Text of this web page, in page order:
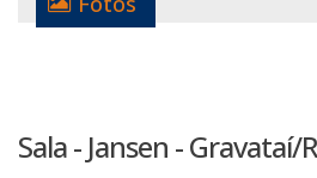
Sala - Jansen - Gravataí/